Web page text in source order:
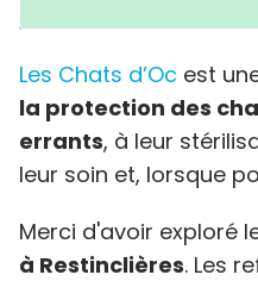
Les Chats d’Oc est
la protection des
errants, à leur
leur soin et, lorsque
Merci d'avoir exploré
à Restinclières. Les